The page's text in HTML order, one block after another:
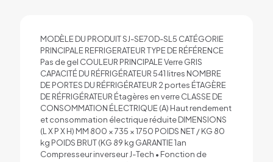
MODÈLE DU PRODUIT SJ-SE70D-SL5 CATÉGORIE
PRINCIPALE REFRIGERATEUR TYPE DE RÉFÉRENCE
Pas de gel COULEUR PRINCIPALE Verre GRIS
CAPACITÉ DU RÉFRIGÉRATEUR 541 litres NOMBRE
DE PORTES DU RÉFRIGÉRATEUR 2 portes ÉTAGÈRE
DE RÉFRIGÉRATEUR Étagères en verre CLASSE DE
CONSOMMATION ÉLECTRIQUE (A) Haut rendement
et consommation électrique réduite DIMENSIONS
(L X P X H) MM 800 × 735 × 1750 POIDS NET / KG 80
kg POIDS BRUT (KG 89 kg GARANTIE 1an
Compresseur inverseur J-Tech • Fonction de